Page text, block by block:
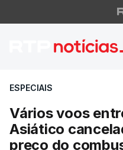
Vários
ESPECIAIS
Vários voos
Asiático
preço do